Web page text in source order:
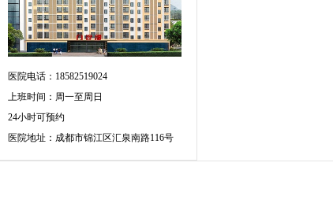
医院电话：18582519024
上班时间：周一至周日
24小时可预约
医院地址：成都市锦江区汇泉南路116号